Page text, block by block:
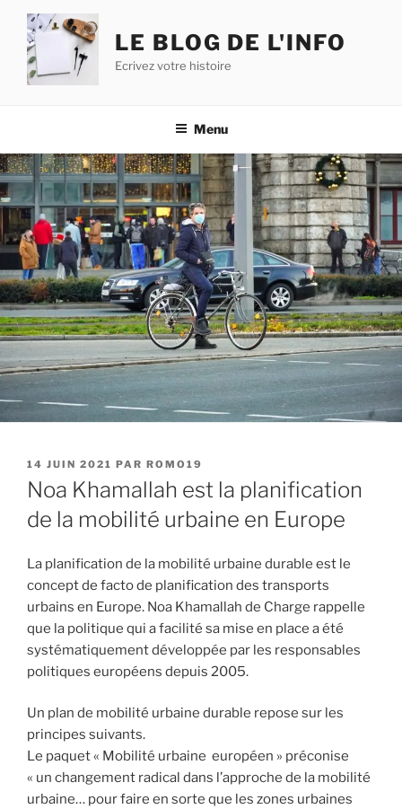
Aller
contenu
principal
LE BLOG DE L'INFO
Ecrivez votre histoire
Menu
PUBLIÉ
LE
14 JUIN 2021 PAR ROMO19
Noa Khamallah est la planification
de la mobilité urbaine en Europe
La planification de la mobilité urbaine durable est le
concept de facto de planification des transports
urbains en Europe. Noa Khamallah de Charge rappelle
que la politique qui a facilité sa mise en place a été
systématiquement développée par les responsables
politiques européens depuis 2005.
Un plan de mobilité urbaine durable repose sur les
principes suivants.
Le paquet « Mobilité urbaine européen » préconise
« un changement radical dans l’approche de la mobilité
urbaine… pour faire en sorte que les zones urbaines